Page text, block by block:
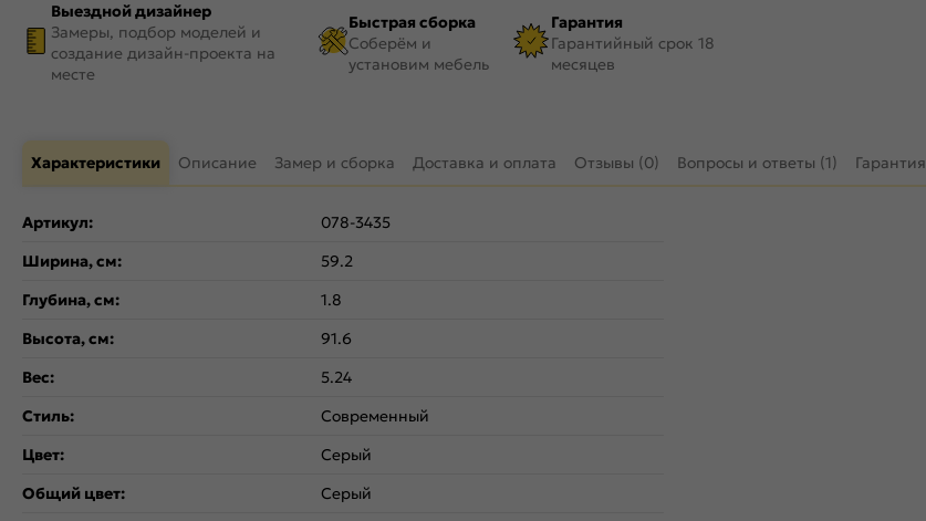
Выездной дизайнер
Замеры, подбор моделей и
создание дизайн-проекта на
месте
Быстрая сборка
Соберём и
установим мебель
Гарантия
Гарантийный срок 18
месяцев
Характеристики Описание Замер и сборка Доставка и оплата Отзывы (0) Вопросы и ответы (1) Гарантия
Артикул:
078-3435
Ширина, см:
59.2
Глубина, см:
1.8
Высота, см:
91.6
Вес:
5.24
Стиль:
Современный
Цвет:
Серый
Общий цвет:
Серый